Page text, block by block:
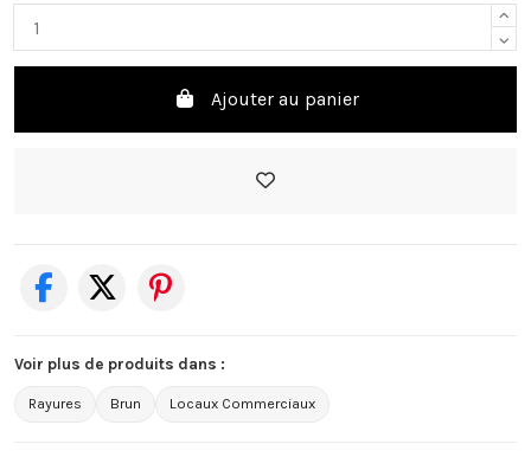
Ajouter au panier
Voir plus de produits dans :
Rayures Brun Locaux Commerciaux